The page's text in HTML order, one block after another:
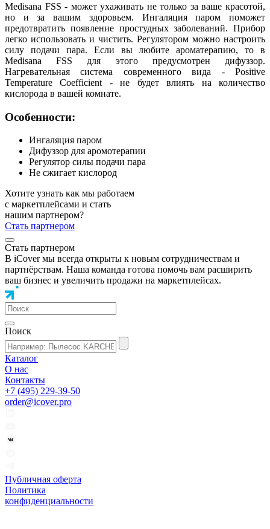
Medisana FSS - может ухаживать не только за ваше красотой,
но и за вашим здоровьем. Ингаляция паром поможет
предотвратить появление простудных заболеваний. Прибор
легко использовать и чистить. Регулятором можно настроить
силу подачи пара. Если вы любите ароматерапию, то в
Medisana FSS для этого предусмотрен дифуззор.
Нагревательная система современного вида - Positive
Temperature Coefficient - не будет влиять на количество
кислорода в вашей комнате.
Особенности:
Ингаляция паром
Дифуззор для аромотерапии
Регулятор силы подачи пара
Не сжигает кислород
Хотите узнать как мы работаем
с маркетплейсами и стать
нашим партнером?
Стать партнером
Стать партнером
В iCover мы всегда открыты к новым сотрудничествам и
партнёрствам. Наша команда готова помочь вам расширить
ваш бизнес и увеличить продажи на маркетплейсах.
Поиск
Каталог
О нас
Контакты
+7 (495) 229-39-50
order@icover.pro
Публичная оферта
Политика
конфиденциальности